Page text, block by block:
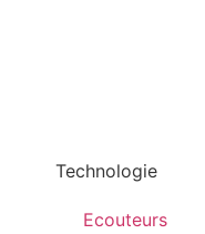
Technologie
Ecouteurs